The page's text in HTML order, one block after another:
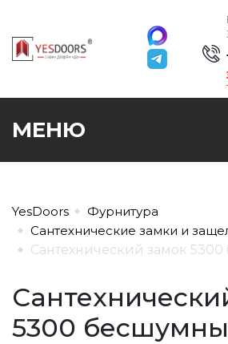
МЕНЮ
YesDoors
Фурнитура
Сантехнические замки и
Сантехнический замок
5300